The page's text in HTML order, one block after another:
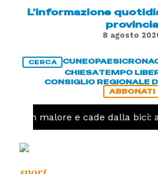
L'informazione
provincia
8 agosto
CERCA CUNEOPAESI
CHIESATEMPO
CONSIGLIO REGIONALE
ABBONATI
Ha un malore e cade dalla bici: